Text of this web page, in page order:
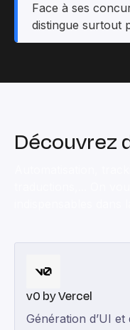
Face à ses
distingue surtout
Découvrez
v0 by Vercel
Génération d’UI